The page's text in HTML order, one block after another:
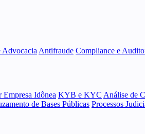
Advocacia Antifraude Compliance e
Empresa Idônea KYB e KYC Análise de
de Bases Públicas Processos